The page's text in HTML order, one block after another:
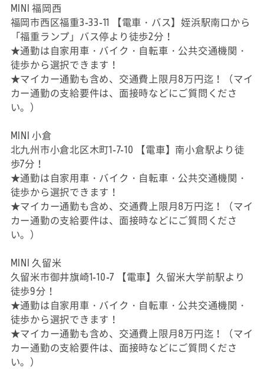
MINI 福岡西
福岡市西区福重3-33-11 【電車・バス】姪浜駅南口から
「福重ランプ」バス停より徒歩2分！
★通勤は自家用車・バイク・自転車・公共交通機関・
徒歩から選択できます！
★マイカー通勤も含め、交通費上限月8万円迄！（マイ
カー通勤の支給要件は、面接時などにご質問くださ
い。）
MINI 小倉
北九州市小倉北区木町1-7-10 【電車】南小倉駅より徒
歩7分！
★通勤は自家用車・バイク・自転車・公共交通機関・
徒歩から選択できます！
★マイカー通勤も含め、交通費上限月8万円迄！（マイ
カー通勤の支給要件は、面接時などにご質問くださ
い。）
MINI 久留米
久留米市御井旗崎1-10-7 【電車】久留米大学前駅より
徒歩9分！
★通勤は自家用車・バイク・自転車・公共交通機関・
徒歩から選択できます！
★マイカー通勤も含め、交通費上限月8万円迄！（マイ
カー通勤の支給要件は、面接時などにご質問くださ
い。）